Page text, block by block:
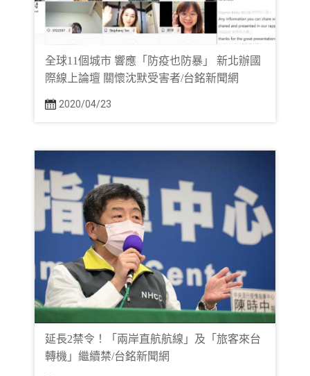
全球11個城市 響應「防疫也防暴」 新北辦國
際線上論壇 關懷沈默受害者/台銘新聞網
2020/04/23
延長2禁令！「兩岸直航航線」及「旅客來台
轉機」繼續禁/台銘新聞網